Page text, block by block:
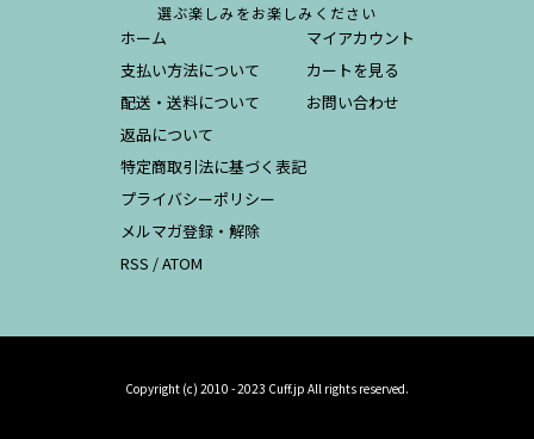
選ぶ楽しみをお楽しみください
ホーム
支払い方法について
配送・送料について
返品について
特定商取引法に基づく表記
プライバシーポリシー
メルマガ登録・解除
RSS /ATOM
マイアカウント
カートを見る
お問い合わせ
Copyright (c) 2010 - 2023 Cuff.jp All rights reserved.